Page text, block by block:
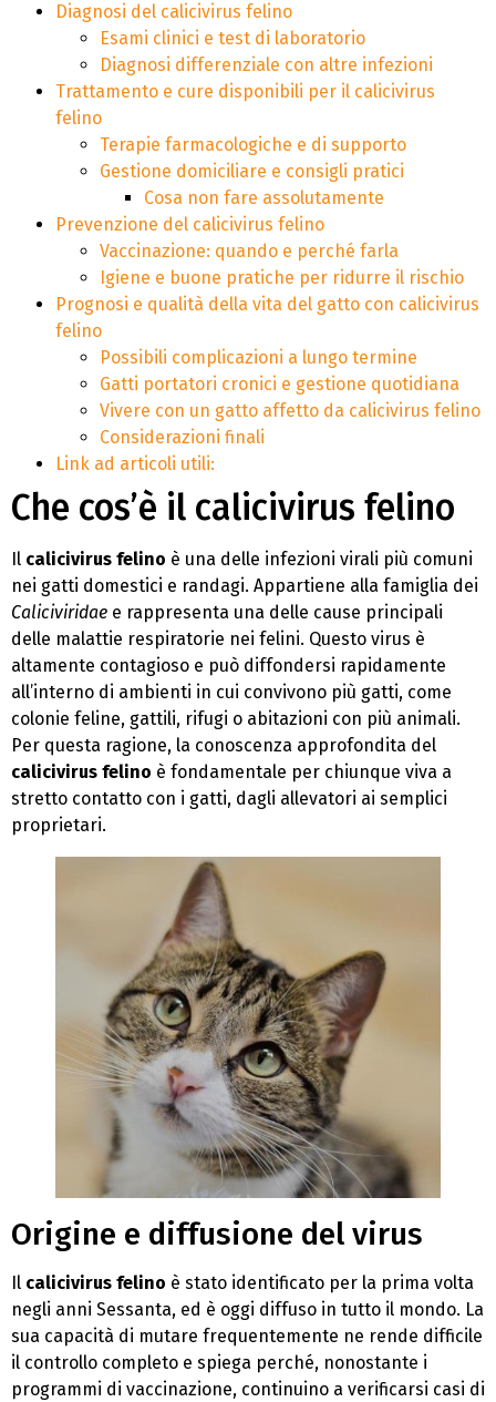
Diagnosi del calicivirus felino
Esami clinici e test di laboratorio
Diagnosi differenziale con altre infezioni
Trattamento e cure disponibili per il calicivirus
felino
Terapie farmacologiche e di supporto
Gestione domiciliare e consigli pratici
Cosa non fare assolutamente
Prevenzione del calicivirus felino
Vaccinazione: quando e perché farla
Igiene e buone pratiche per ridurre il rischio
Prognosi e qualità della vita del gatto con calicivirus
felino
Possibili complicazioni a lungo termine
Gatti portatori cronici e gestione quotidiana
Vivere con un gatto affetto da calicivirus felino
Considerazioni finali
Link ad articoli utili:
Che cos’è il calicivirus felino
Il calicivirus felino è una delle infezioni virali più comuni
nei gatti domestici e randagi. Appartiene alla famiglia dei
Caliciviridae e rappresenta una delle cause principali
delle malattie respiratorie nei felini. Questo virus è
altamente contagioso e può diffondersi rapidamente
all’interno di ambienti in cui convivono più gatti, come
colonie feline, gattili, rifugi o abitazioni con più animali.
Per questa ragione, la conoscenza approfondita del
calicivirus felino è fondamentale per chiunque viva a
stretto contatto con i gatti, dagli allevatori ai semplici
proprietari.
Origine e diffusione del virus
Il calicivirus felino è stato identificato per la prima volta
negli anni Sessanta, ed è oggi diffuso in tutto il mondo. La
sua capacità di mutare frequentemente ne rende difficile
il controllo completo e spiega perché, nonostante i
programmi di vaccinazione, continuino a verificarsi casi di